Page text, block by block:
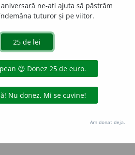
dexonline (https://dexonline.ro)
prin orice metode de extragere automată
seturilor de date oferite oficial spre utilizare
Hosterion
ne-ați ajuta să păstrăm
tuturor și pe viitor.
Am donat deja.